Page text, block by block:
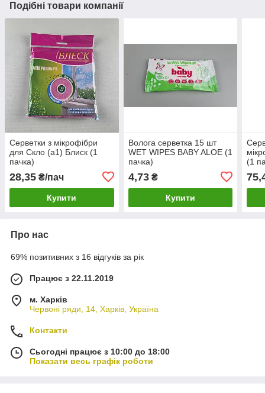
Подібні товари компанії
Серветки з мікрофібри
для Скло (a1) Блиск (1
пачка)
28,35 ₴/пач
Купити
Волога серветка 15 шт
WET WIPES BABY ALOE (1
пачка)
4,73₴
Купити
(1
Про нас
69% позитивних з 16 відгуків за рік
Працює з 22.11.2019
м. Харків
Червоні ряди, 14, Харків, Україна
Контакти
Сьогодні працює з 10:00 до 18:00
Показати весь графік роботи